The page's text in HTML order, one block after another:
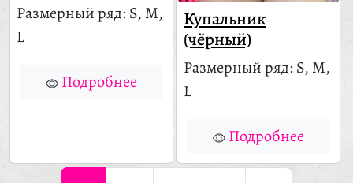
Размерный ряд: S, M,
L
Подробнее
Купальник
(чёрный)
Размерный ряд: S, M,
L
Подробнее